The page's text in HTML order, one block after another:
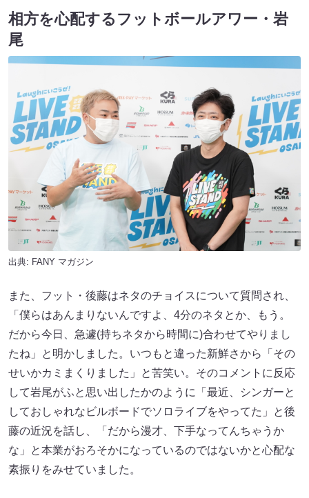
相方を心配するフットボールアワー・岩
尾
出典: FANY マガジン
また、フット・後藤はネタのチョイスについて質問され、
「僕らはあんまりないんですよ、4分のネタとか、もう。
だから今日、急遽(持ちネタから時間に)合わせてやりまし
たね」と明かしました。いつもと違った新鮮さから「その
せいかカミまくりました」と苦笑い。そのコメントに反応
して岩尾がふと思い出したかのように「最近、シンガーと
しておしゃれなビルボードでソロライブをやってた」と後
藤の近況を話し、「だから漫才、下手なってんちゃうか
な」と本業がおろそかになっているのではないかと心配な
素振りをみせていました。